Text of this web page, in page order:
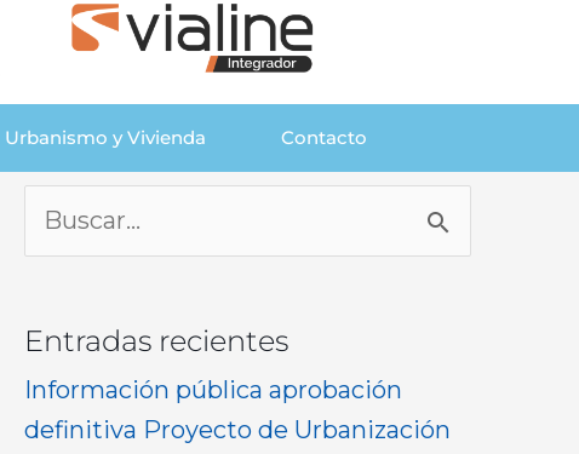
Urbanismo y Vivienda Contacto
Buscar
por:
Entradas recientes
Información pública aprobación
definitiva Proyecto de Urbanización